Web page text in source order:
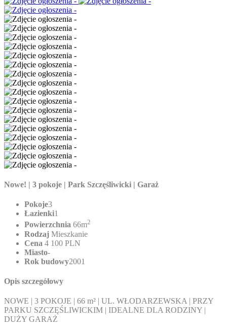
Nowe! | 3 pokoje | Park Szczęśliwicki | Garaż
Pokoje3
Łazienki1
Powierzchnia 66m2
Rodzaj Mieszkanie
Cena 4 100 PLN
Miasto-
Rok budowy2001
Opis szczegółowy
NOWE | 3 POKOJE | 66 m² | UL. WŁODARZEWSKA | PRZY
PARKU SZCZĘŚLIWICKIM | IDEALNE DLA RODZINY |
DUŻY GARAŻ